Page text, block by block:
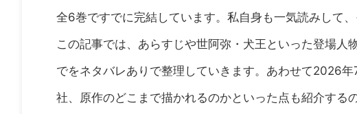
全6巻ですでに完結しています。私自身も一気読みして
この記事では、あらすじや世阿弥・犬王といった登場人
でをネタバレありで整理していきます。あわせて2026
社、原作のどこまで描かれるのかといった点も紹介する